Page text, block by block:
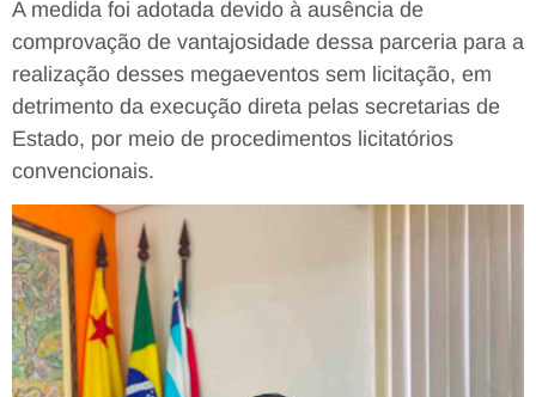
A medida foi adotada devido à ausência de
comprovação de vantajosidade dessa parceria para a
realização desses megaeventos sem licitação, em
detrimento da execução direta pelas secretarias de
Estado, por meio de procedimentos licitatórios
convencionais.